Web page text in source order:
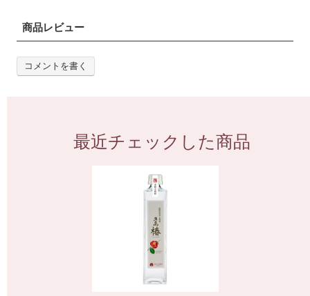
商品レビュー
コメントを書く
最近チェックした商品